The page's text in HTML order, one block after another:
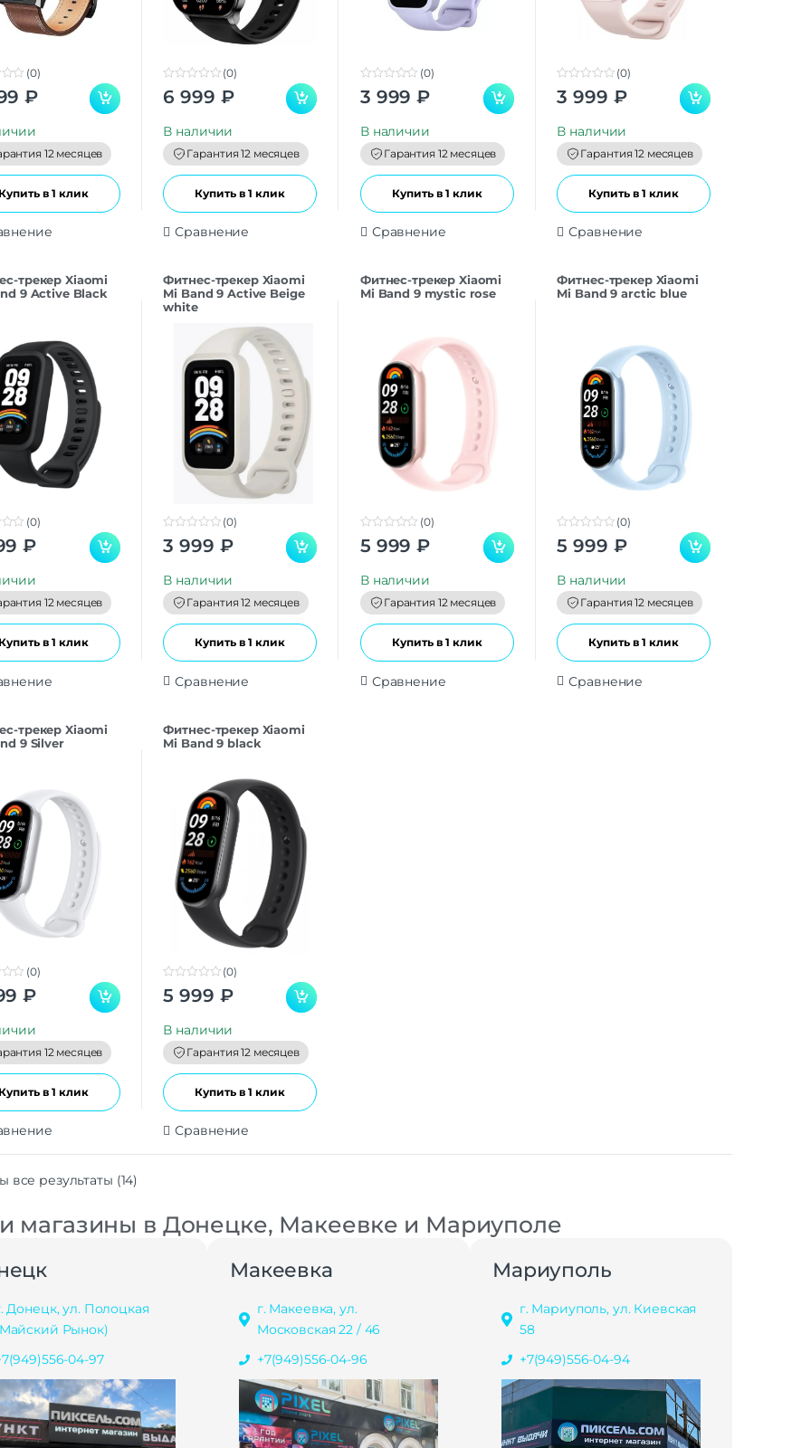
(0)
₽
12 месяцев
Купить в 1 клик
0
o
o
(0)
6 999 ₽
В наличии
Гарантия 12 месяцев
Купить в 1 клик
Сравнение
0
o
o
(0)
3 999 ₽
В наличии
Гарантия 12 месяцев
Купить в 1 клик
Сравнение
0
o
o
(0)
3 999 ₽
В наличии
Гарантия 12 месяцев
Купить в 1 клик
Сравнение
трекер Xiaomi
9 Active Black
(0)
₽
12 месяцев
Купить в 1 клик
Фитнес-трекер Xiaomi
Mi Band 9 Active Beige
white
0
o
o
(0)
3 999 ₽
В наличии
Гарантия 12 месяцев
Купить в 1 клик
Сравнение
Фитнес-трекер Xiaomi
Mi Band 9 mystic rose
0
o
o
(0)
5 999 ₽
В наличии
Гарантия 12 месяцев
Купить в 1 клик
Сравнение
Фитнес-трекер Xiaomi
Mi Band 9 arctic blue
0
o
o
(0)
5 999 ₽
В наличии
Гарантия 12 месяцев
Купить в 1 клик
Сравнение
трекер Xiaomi
9 Silver
(0)
₽
12 месяцев
Купить в 1 клик
Фитнес-трекер Xiaomi
Mi Band 9 black
0
o
o
(0)
5 999 ₽
В наличии
Гарантия 12 месяцев
Купить в 1 клик
Сравнение
все результаты (14)
магазины в Донецке, Макеевке и Мариуполе
Донецк, ул. Полоцкая
Рынок)
04-97
Макеевка
г. Макеевка, ул.
Московская 22 / 46
+7(949)556-04-96
Мариуполь
г. Мариуполь, ул. Киевская
58
+7(949)556-04-94